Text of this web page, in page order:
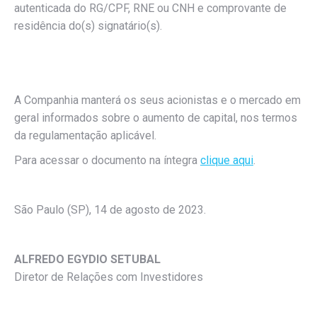
autenticada do RG/CPF, RNE ou CNH e comprovante de
residência do(s) signatário(s).
A Companhia manterá os seus acionistas e o mercado em
geral informados sobre o aumento de capital, nos termos
da regulamentação aplicável.
Para acessar o documento na íntegra clique aqui
São Paulo (SP), 14 de agosto de 2023.
ALFREDO EGYDIO SETUBAL
Diretor de Relações com Investidores